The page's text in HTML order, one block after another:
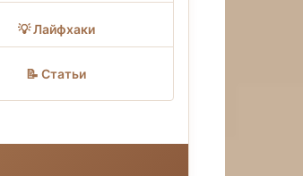
💡 Лайфхаки
📝 Статьи